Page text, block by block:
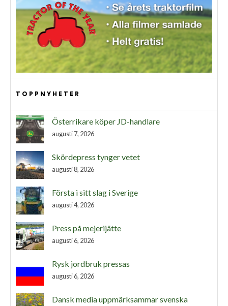
TOPPNYHETER
Österrikare köper JD-handlare
augusti 7, 2026
Skördepress tynger vetet
augusti 8, 2026
Första i sitt slag i Sverige
augusti 4, 2026
Press på mejerijätte
augusti 6, 2026
Rysk jordbruk pressas
augusti 6, 2026
Dansk media uppmärksammar svenska